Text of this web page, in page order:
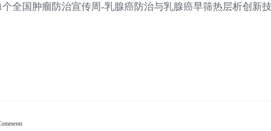
全国肿瘤防治宣传周-乳腺癌防治与乳腺癌早筛热层析创新